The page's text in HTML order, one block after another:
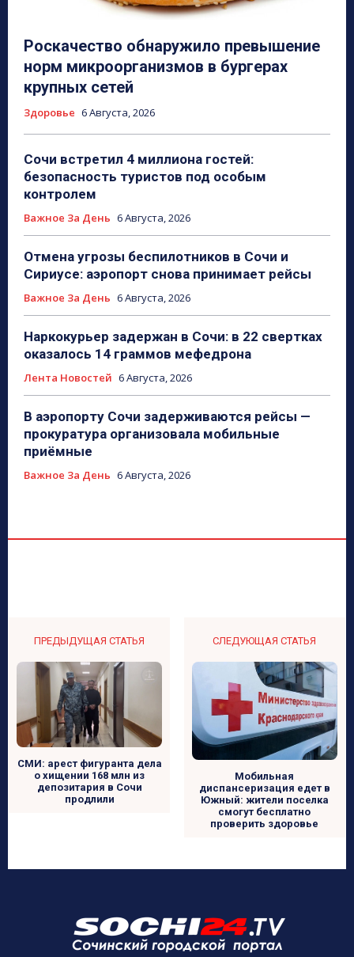
Роскачество обнаружило превышение
норм микроорганизмов в бургерах
крупных сетей
Здоровье 6 Августа, 2026
Сочи встретил 4 миллиона гостей:
безопасность туристов под особым
контролем
Важное За День 6 Августа, 2026
Отмена угрозы беспилотников в Сочи и
Сириусе: аэропорт снова принимает рейсы
Важное За День 6 Августа, 2026
Наркокурьер задержан в Сочи: в 22 свертках
оказалось 14 граммов мефедрона
Лента Новостей 6 Августа, 2026
В аэропорту Сочи задерживаются рейсы —
прокуратура организовала мобильные
приёмные
Важное За День 6 Августа, 2026
ПРЕДЫДУЩАЯ СТАТЬЯ
СМИ: арест фигуранта дела
о хищении 168 млн из
депозитария в Сочи
продлили
СЛЕДУЮЩАЯ СТАТЬЯ
Мобильная
диспансеризация едет в
Южный: жители поселка
смогут бесплатно
проверить здоровье